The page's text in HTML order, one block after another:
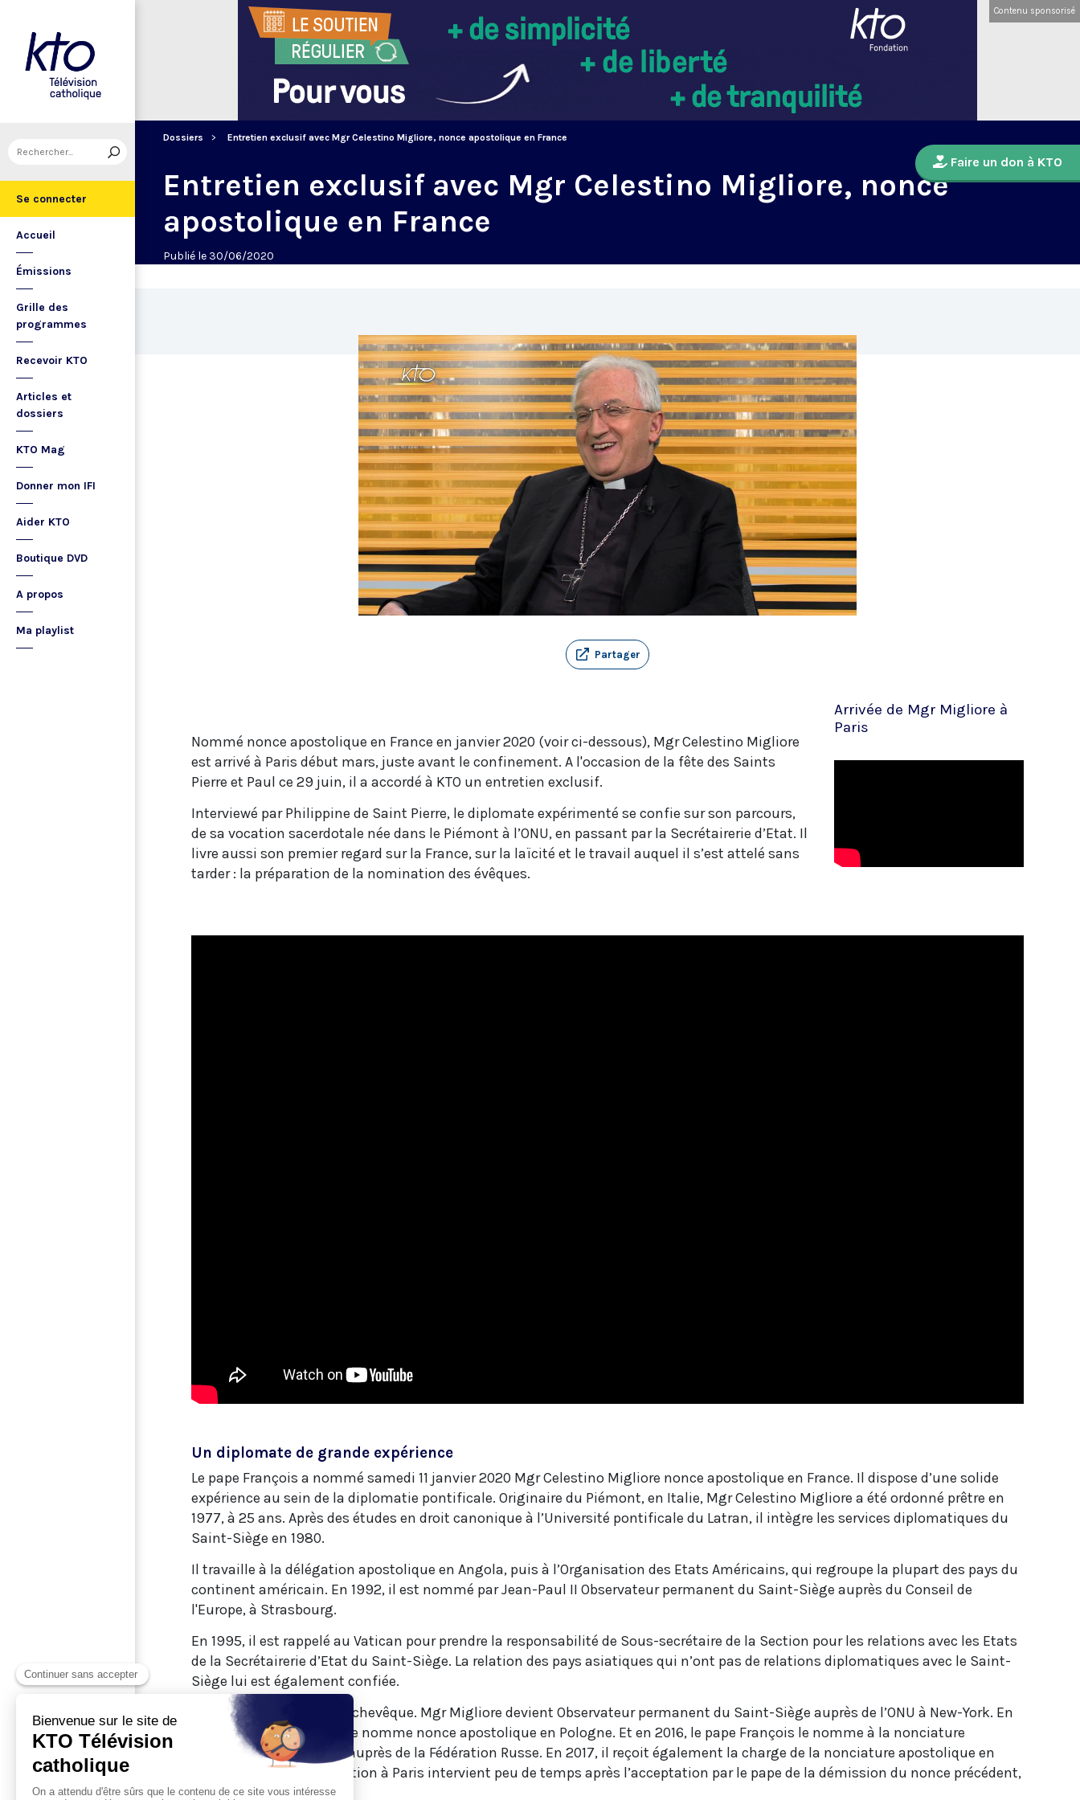
Se connecter
Accueil
Émissions
Grille des
programmes
Recevoir KTO
Articles et
dossiers
KTO Mag
Donner mon IFI
Aider KTO
Boutique DVD
A propos
Ma playlist
Contenu sponsorisé
Dossiers Entretien exclusif avec Mgr Celestino Migliore, nonce apostolique en France
Faire un don à KTO
Entretien exclusif avec Mgr Celestino Migliore, nonce
apostolique en France
Publié le 30/06/2020
Partager
Nommé nonce apostolique en France en janvier 2020 (voir ci-dessous), Mgr Celestino Migliore
est arrivé à Paris début mars, juste avant le confinement. A l'occasion de la fête des Saints
Pierre et Paul ce 29 juin, il a accordé à KTO un entretien exclusif.
Interviewé par Philippine de Saint Pierre, le diplomate expérimenté se confie sur son parcours,
de sa vocation sacerdotale née dans le Piémont à l’ONU, en passant par la Secrétairerie d’Etat. Il
livre aussi son premier regard sur la France, sur la laïcité et le travail auquel il s’est attelé sans
tarder : la préparation de la nomination des évêques.
Arrivée de Mgr Migliore à
Paris
Un diplomate de grande expérience
Le pape François a nommé samedi 11 janvier 2020 Mgr Celestino Migliore nonce apostolique en France. Il dispose d’une solide
expérience au sein de la diplomatie pontificale. Originaire du Piémont, en Italie, Mgr Celestino Migliore a été ordonné prêtre en
1977, à 25 ans. Après des études en droit canonique à l’Université pontificale du Latran, il intègre les services diplomatiques du
Saint-Siège en 1980.
Il travaille à la délégation apostolique en Angola, puis à l’Organisation des Etats Américains, qui regroupe la plupart des pays du
continent américain. En 1992, il est nommé par Jean-Paul II Observateur permanent du Saint-Siège auprès du Conseil de
l'Europe, à Strasbourg.
En 1995, il est rappelé au Vatican pour prendre la responsabilité de Sous-secrétaire de la Section pour les relations avec les Etats
de la Secrétairerie d’Etat du Saint-Siège. La relation des pays asiatiques qui n’ont pas de relations diplomatiques avec le Saint-
Siège lui est également confiée.
En 2002, il est nommé archevêque. Mgr Migliore devient Observateur permanent du Saint-Siège auprès de l’ONU à New-York. En
2010, le pape Benoit XVI le nomme nonce apostolique en Pologne. Et en 2016, le pape François le nomme à la nonciature
apostolique de Moscou, auprès de la Fédération Russe. En 2017, il reçoit également la charge de la nonciature apostolique en
Ouzbékistan. Sa nomination à Paris intervient peu de temps après l’acceptation par le pape de la démission du nonce précédent,
Mgr Ventura.